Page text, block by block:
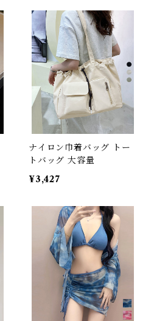
ナイロン巾着バッグ トー
トバッグ 大容量
¥3,427